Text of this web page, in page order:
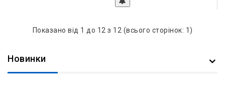
Показано від 1 до 12 з 12 (всього сторінок: 1)
Новинки